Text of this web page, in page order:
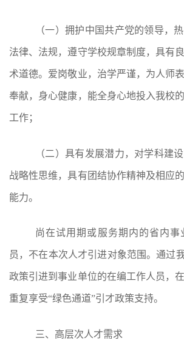
（一）拥护中国共产党的领导，
法律、法规，遵守学校规章制度，具有
术道德。爱岗敬业，治学严谨，为人师
奉献，身心健康，能全身心地投入我校
工作；
（二）具有发展潜力，对学科建
战略性思维，具有团结协作精神及相应
能力。
尚在试用期或服务期内的省内事
员，不在本次人才引进对象范围。通过
政策引进到事业单位的在编工作人员，
重复享受“绿色通道”引才政策支持。
三、高层次人才需求